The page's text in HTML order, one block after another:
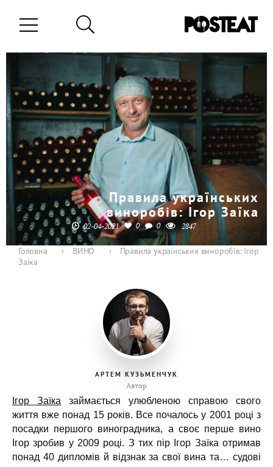
Правила українських
виноробів: Ігор Заїка
02-04-2021 0 0 2847
Головна › ВИНО ›
Правила українських виноробів: Ігор
Заїка
АРТЕМ КУЗЬМЕНЧУК
Автор
Ігор Заїка займається улюбленою справою свого
життя вже понад 15 років. Все почалось у 2001 році з
посадки першого виноградника, а своє перше вино
Ігор зробив у 2009 році. З тих пір Ігор Заїка отримав
понад 40 дипломів й відзнак за свої вина та… судові